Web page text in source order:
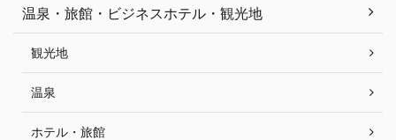
温泉・旅館・ビジネスホテル・観光地
観光地
温泉
ホテル・旅館